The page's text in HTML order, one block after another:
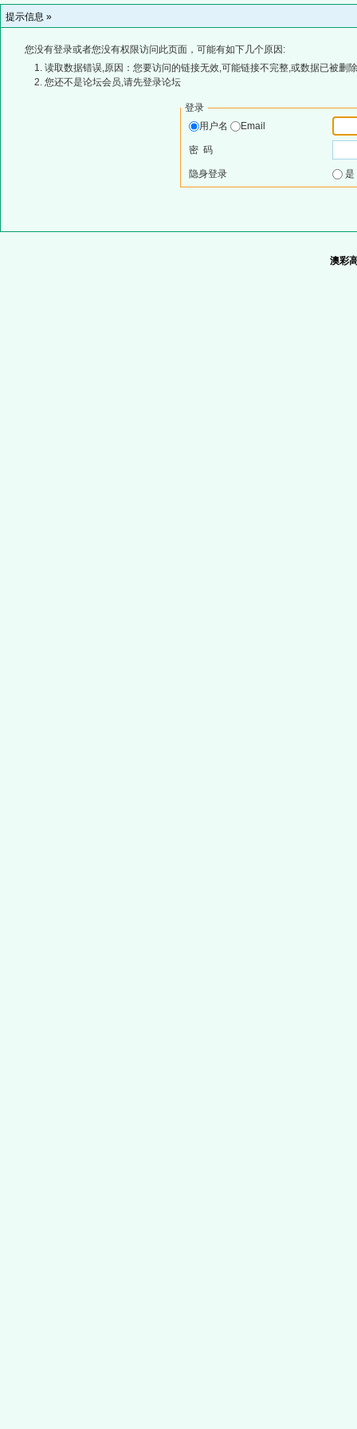
提示信息 »
您没有登录或者您没有权限访问此页面，可能有如下几个原因:
读取数据错误,原因：您要访问的链接无效,可能链接不完整,或数据已被删
您还不是论坛会员,请先登录论坛
登录
用户名
Email
密 码
隐身登录
澳彩